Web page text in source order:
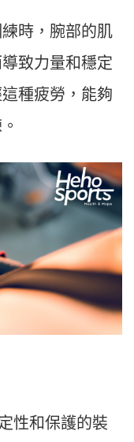
時，腕部的肌
致力量和穩定
種疲勞，能夠
性和保護的裝